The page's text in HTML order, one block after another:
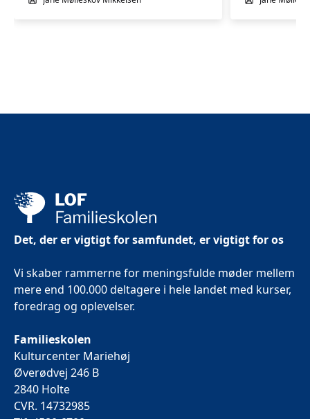
Det, der er vigtigt for samfundet, er vigtigt for os
Vi skaber rammerne for meningsfulde møder mellem
mere end 100.000 deltagere i hele landet med kurser,
foredrag og oplevelser.
Familieskolen
Kulturcenter Mariehøj
Øverødvej 246 B
2840 Holte
CVR. 14732985